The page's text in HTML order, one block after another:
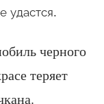
удастся.
черного
теряет